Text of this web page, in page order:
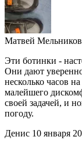
Матвей Мельников
Эти ботинки -
Они дают
несколько часов
малейшего
своей задачей, и
погоду.
Денис 10 января